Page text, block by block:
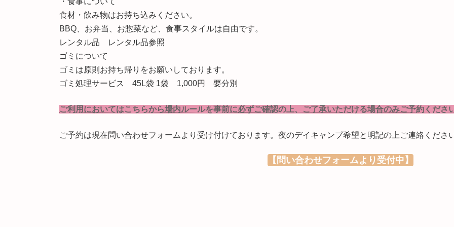
食材・飲み物はお持ち込みください。
BBQ、お弁当、お惣菜など、食事スタイルは自由です。
レンタル品 レンタル品参照
ゴミについて
ゴミは原則お持ち帰りをお願いしております。
ゴミ処理サービス 45L袋 1袋 1,000円 要分別
ご利用においてはこちらから場内ルールを事前に必ずご確認の上、ご了承いただける場合のみご予約くださ
ご予約は現在問い合わせフォームより受け付けております。夜のデイキャンプ希望と明記の上ご連絡ください
【問い合わせフォームより受付中】